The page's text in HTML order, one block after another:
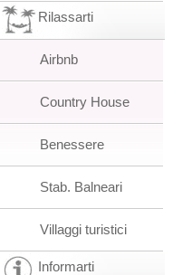
Rilassarti
Airbnb
Country House
Benessere
Stab. Balneari
Villaggi turistici
Informarti